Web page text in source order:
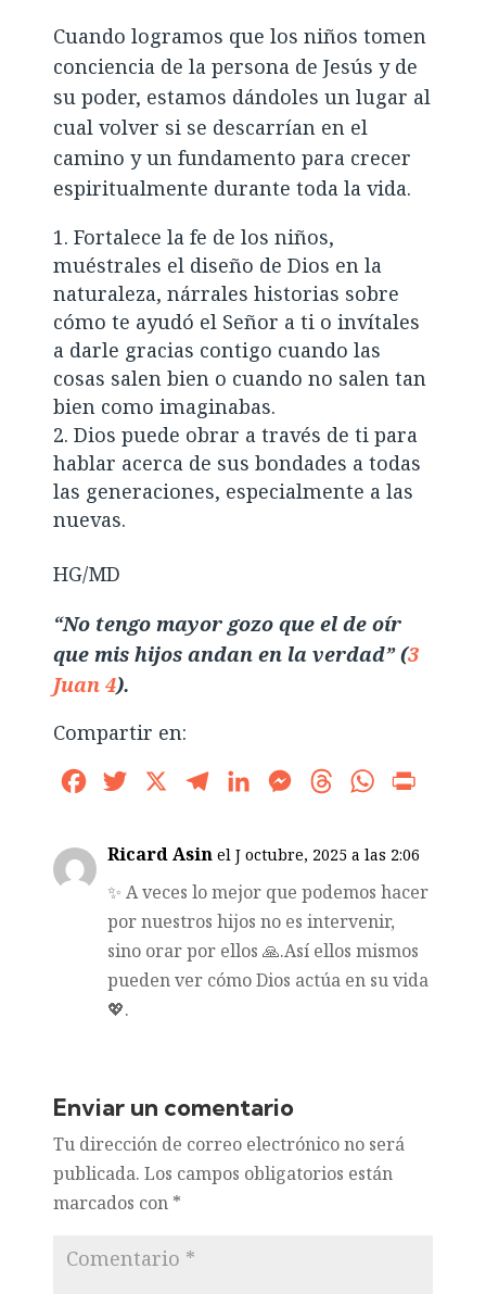
Cuando logramos que los niños tomen
conciencia de la persona de Jesús y de
su poder, estamos dándoles un lugar al
cual volver si se descarrían en el
camino y un fundamento para crecer
espiritualmente durante toda la vida.
Fortalece la fe de los niños,
muéstrales el diseño de Dios en la
naturaleza, nárrales historias sobre
cómo te ayudó el Señor a ti o invítales
a darle gracias contigo cuando las
cosas salen bien o cuando no salen tan
bien como imaginabas.
Dios puede obrar a través de ti para
hablar acerca de sus bondades a todas
las generaciones, especialmente a las
nuevas.
HG/MD
“No tengo mayor gozo que el de oír
que mis hijos andan en la verdad” (3
Juan 4).
Compartir en:
FacebookTwitter TelegramLinkedInMessengerThreadsWhatsApp
Ricard Asin el J octubre, 2025 a las 2:06
✨ A veces lo mejor que podemos hacer
por nuestros hijos no es intervenir,
sino orar por ellos 🙏.Así ellos mismos
pueden ver cómo Dios actúa en su vida
💖.
Enviar un comentario
Tu dirección de correo electrónico no será
publicada. Los campos obligatorios están
marcados con *